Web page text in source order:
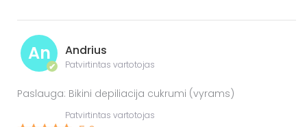
An
✔
Andrius
Patvirtintas vartotojas
Paslauga: Bikini depiliacija cukrumi (vyrams)
Patvirtintas vartotojas